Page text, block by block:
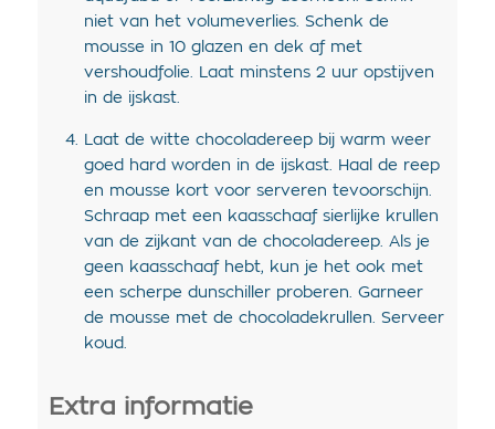
niet van het volumeverlies. Schenk de
mousse in 10 glazen en dek af met
vershoudfolie. Laat minstens 2 uur opstijven
in de ijskast.
Laat de witte chocoladereep bij warm weer
goed hard worden in de ijskast. Haal de reep
en mousse kort voor serveren tevoorschijn.
Schraap met een kaasschaaf sierlijke krullen
van de zijkant van de chocoladereep. Als je
geen kaasschaaf hebt, kun je het ook met
een scherpe dunschiller proberen. Garneer
de mousse met de chocoladekrullen. Serveer
koud.
Extra informatie